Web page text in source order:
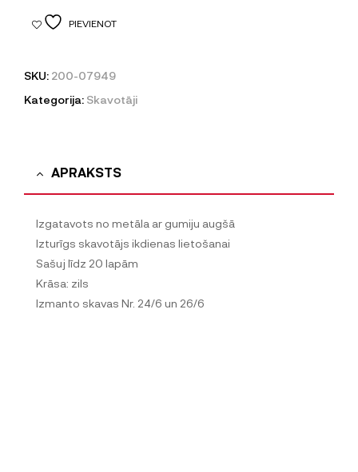
PIEVIENOT
SKU: 200-07949
Kategorija: Skavotāji
APRAKSTS
Izgatavots no metāla ar gumiju augšā
Izturīgs skavotājs ikdienas lietošanai
Sašuj līdz 20 lapām
Krāsa: zils
Izmanto skavas Nr. 24/6 un 26/6